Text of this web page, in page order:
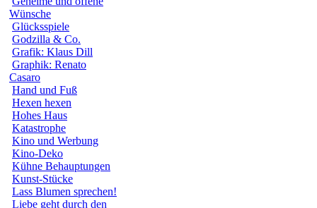
Wünsche
Glücksspiele
Godzilla & Co.
Grafik: Klaus Dill
Graphik: Renato
Casaro
Hand und Fuß
Hexen hexen
Hohes Haus
Katastrophe
Kino und Werbung
Kino-Deko
Kühne Behauptungen
Kunst-Stücke
Lass Blumen sprechen!
Liebe geht durch den